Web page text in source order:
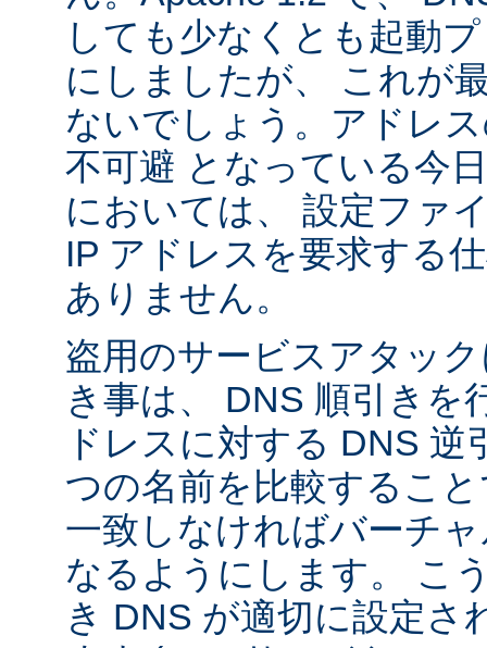
しても少なくとも起動
にしましたが、 これが
ないでしょう。アドレ
不可避 となっている今
においては、 設定ファ
IP アドレスを要求する
ありません。
盗用のサービスアタッ
き事は、 DNS 順引きを
ドレスに対する DNS
つの名前を比較するこ
一致しなければバーチ
なるようにします。 こ
き DNS が適切に設定さ